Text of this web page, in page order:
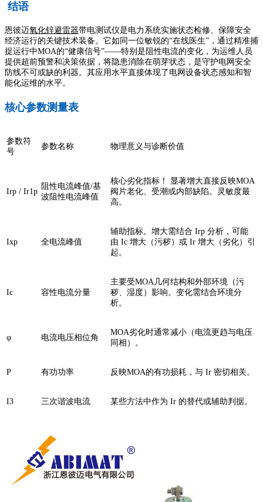
结语
恩彼迈氧化锌避雷器带电测试仪是电力系统实施状态检修、保障安全
经济运行的关键技术装备。它如同一位敏锐的“在线医生”，通过精准捕
捉运行中MOA的“健康信号”——特别是阻性电流的变化，为运维人员
提供超前预警和决策依据，将隐患消除在萌芽状态，是守护电网安全
防线不可或缺的利器。其应用水平直接体现了电网设备状态感知和智
能化运维的水平。
核心参数测量表
参数符
号
参数名称 物理意义与诊断价值
Irp / Ir1p
阻性电流峰值/基
波阻性电流峰值
核心劣化指标！ 显著增大直接反映MOA
阀片老化、受潮或内部缺陷。灵敏度最
高。
Ixp 全电流峰值
辅助指标。增大需结合 Irp 分析，可能
由 Ic 增大（污秽）或 Ir 增大（劣化）引
起。
Ic 容性电流分量
主要受MOA几何结构和外部环境（污
秽、湿度）影响。变化需结合环境分
析。
φ 电流电压相位角
MOA劣化时通常减小（电流更趋与电压
同相）。
P 有功功率 反映MOA的有功损耗，与 Ir 密切相关。
I3 三次谐波电流 某些方法中作为 Ir 的替代或辅助判据。